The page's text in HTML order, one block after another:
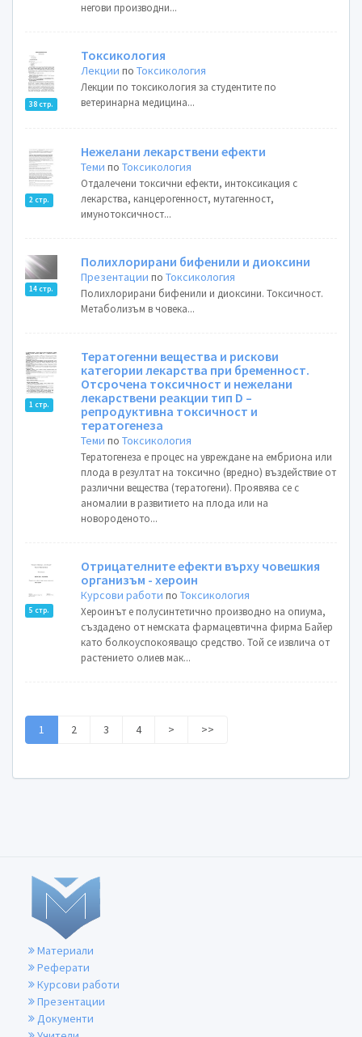
негови производни...
38 стр.
Токсикология
Лекции поТоксикология
Лекции по токсикология за студентите по
ветеринарна медицина...
2 стр.
Нежелани лекарствени ефекти
Теми поТоксикология
Отдалечени токсични ефекти, интоксикация с
лекарства, канцерогенност, мутагенност,
имунотоксичност...
14 стр.
Полихлорирани бифенили и диоксини
Презентации поТоксикология
Полихлорирани бифенили и диоксини. Токсичност.
Метаболизъм в човека...
1 стр.
Тератогенни вещества и рискови
категории лекарства при бременност.
Отсрочена токсичност и нежелани
лекарствени реакции тип D –
репродуктивна токсичност и
тератогенеза
Теми поТоксикология
Тератогенеза е процес на увреждане на ембриона или
плода в резултат на токсично (вредно) въздействие от
различни вещества (тератогени). Проявява се с
аномалии в развитието на плода или на
новороденото...
5 стр.
Отрицателните ефекти върху човешкия
организъм - хероин
Курсови работи поТоксикология
Хероинът е полусинтетично производно на опиума,
създадено от немската фармацевтична фирма Байер
като болкоуспокояващо средство. Той се извлича от
растението олиев мак...
1 2 3 4 > >>
Материали
Реферати
Курсови работи
Презентации
Документи